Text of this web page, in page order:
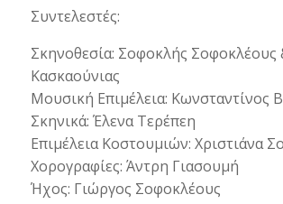
Συντελεστές:
Σκηνοθεσία: Σοφοκλής Σοφοκλέους
Κασκαούνιας
Μουσική Επιμέλεια: Κωνσταντίνος
Σκηνικά: Έλενα Τερέπεη
Επιμέλεια Κοστουμιών: Χριστιάνα
Χορογραφίες: Άντρη Γιασουμή
Ήχος: Γιώργος Σοφοκλέους